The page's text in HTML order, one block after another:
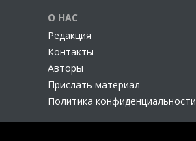
О НАС
Редакция
Контакты
Авторы
Прислать материал
Политика конфиденциальности